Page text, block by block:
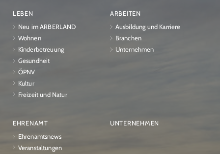
LEBEN
Neu im ARBERLAND
Wohnen
Kinderbetreuung
Gesundheit
ÖPNV
Kultur
Freizeit und Natur
ARBEITEN
Ausbildung und Karriere
Branchen
Unternehmen
EHRENAMT
Ehrenamtsnews
Veranstaltungen
UNTERNEHMEN